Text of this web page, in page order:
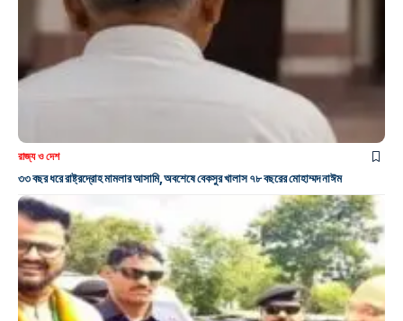
রাজ্য ও দেশ
৩৩ বছর ধরে রাষ্ট্রদ্রোহ মামলার আসামি, অবশেষে বেকসুর খালাস ৭৮ বছরের মোহাম্মদ নাঈম